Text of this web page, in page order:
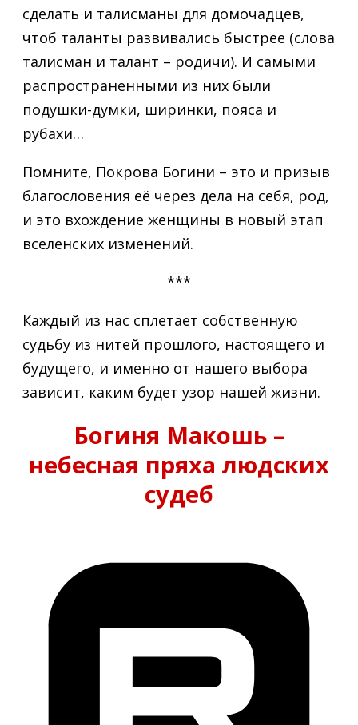
сделать и талисманы для домочадцев,
чтоб таланты развивались быстрее (слова
талисман и талант – родичи). И самыми
распространенными из них были
подушки-думки, ширинки, пояса и
рубахи…
Помните, Покрова Богини – это и призыв
благословения её через дела на себя, род,
и это вхождение женщины в новый этап
вселенских изменений.
***
Каждый из нас сплетает собственную
судьбу из нитей прошлого, настоящего и
будущего, и именно от нашего выбора
зависит, каким будет узор нашей жизни.
Богиня Макошь –
небесная пряха людских
судеб